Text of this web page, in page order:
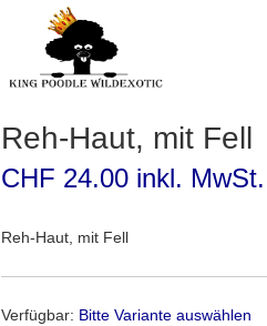
Reh-Haut, mit Fell
CHF 24.00 inkl. MwSt.
Reh-Haut, mit Fell
Verfügbar: Bitte Variante auswählen